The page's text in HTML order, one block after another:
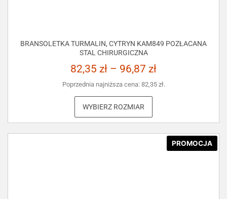
BRANSOLETKA TURMALIN, CYTRYN KAM849 POZŁACANA
STAL CHIRURGICZNA
82,35 zł – 96,87 zł
Poprzednia najniższa cena: 82,35 zł.
WYBIERZ ROZMIAR
PROMOCJA